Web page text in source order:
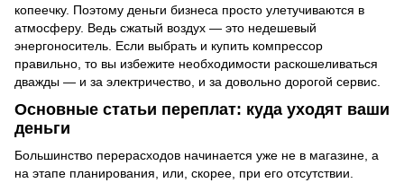
копеечку. Поэтому деньги бизнеса просто улетучиваются в
атмосферу. Ведь сжатый воздух — это недешевый
энергоноситель. Если выбрать и купить компрессор
правильно, то вы избежите необходимости раскошеливаться
дважды — и за электричество, и за довольно дорогой сервис.
Основные статьи переплат: куда уходят ваши
деньги
Большинство перерасходов начинается уже не в магазине, а
на этапе планирования, или, скорее, при его отсутствии.